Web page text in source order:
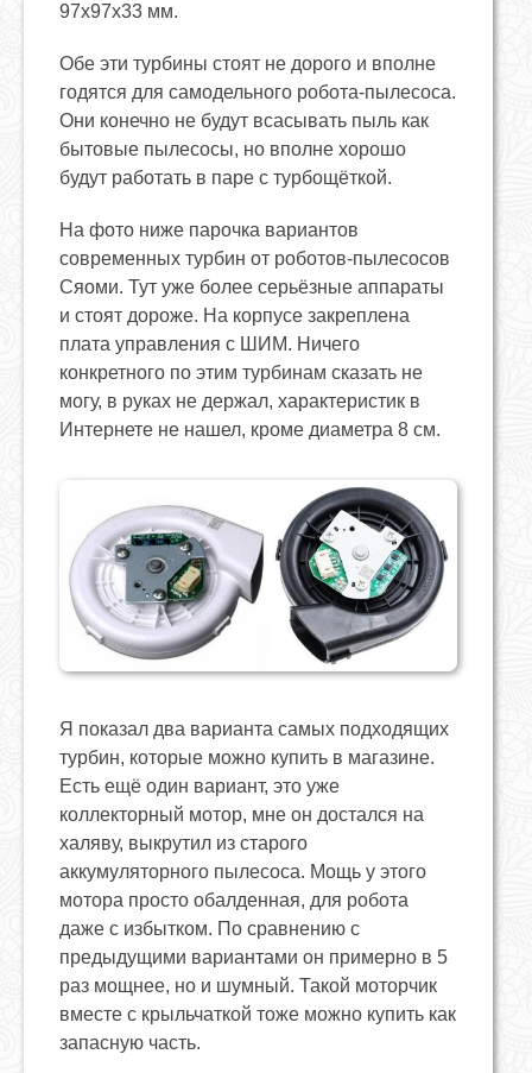
97x97x33 мм.
Обе эти турбины стоят не дорого и вполне
годятся для самодельного робота-пылесоса.
Они конечно не будут всасывать пыль как
бытовые пылесосы, но вполне хорошо
будут работать в паре с турбощёткой.
На фото ниже парочка вариантов
современных турбин от роботов-пылесосов
Сяоми. Тут уже более серьёзные аппараты
и стоят дороже. На корпусе закреплена
плата управления с ШИМ. Ничего
конкретного по этим турбинам сказать не
могу, в руках не держал, характеристик в
Интернете не нашел, кроме диаметра 8 см.
Я показал два варианта самых подходящих
турбин, которые можно купить в магазине.
Есть ещё один вариант, это уже
коллекторный мотор, мне он достался на
халяву, выкрутил из старого
аккумуляторного пылесоса. Мощь у этого
мотора просто обалденная, для робота
даже с избытком. По сравнению с
предыдущими вариантами он примерно в 5
раз мощнее, но и шумный. Такой моторчик
вместе с крыльчаткой тоже можно купить как
запасную часть.